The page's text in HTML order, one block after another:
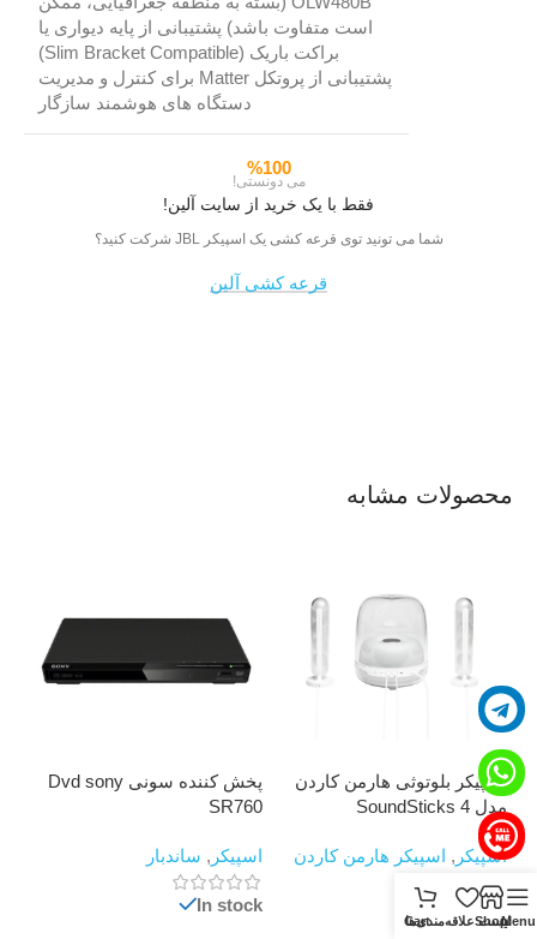
%100
می دونستی!
فقط با یک خرید از سایت آلین!
شما می تونید توی قرعه کشی یک اسپیکر JBL شرکت کنید؟
قرعه کشی آلین
محصولات مشابه
اسپیکر بلوتوثی هارمن کاردن
مدل SoundSticks 4
اسپیکر , اسپیکر هارمن کاردن
In stock
پخش کننده سونی Dvd sony
SR760
اسپیکر , ساندبار
In stock
Menu
Shop
لیست علاقه‌مندی‌ها
Cart